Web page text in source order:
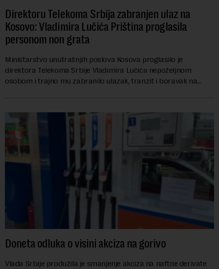
Direktoru Telekoma Srbija zabranjen ulaz na
Kosovo: Vladimira Lučića Priština proglasila
personom non grata
Ministarstvo unutrašnjih poslova Kosova proglasilo je
direktora Telekoma Srbije Vladimira Lučića nepoželjnom
osobom i trajno mu zabranilo ulazak, tranzit i boravak na
Doneta odluka o visini akciza na gorivo
Vlada Srbije produžila je smanjenje akciza na naftne derivate